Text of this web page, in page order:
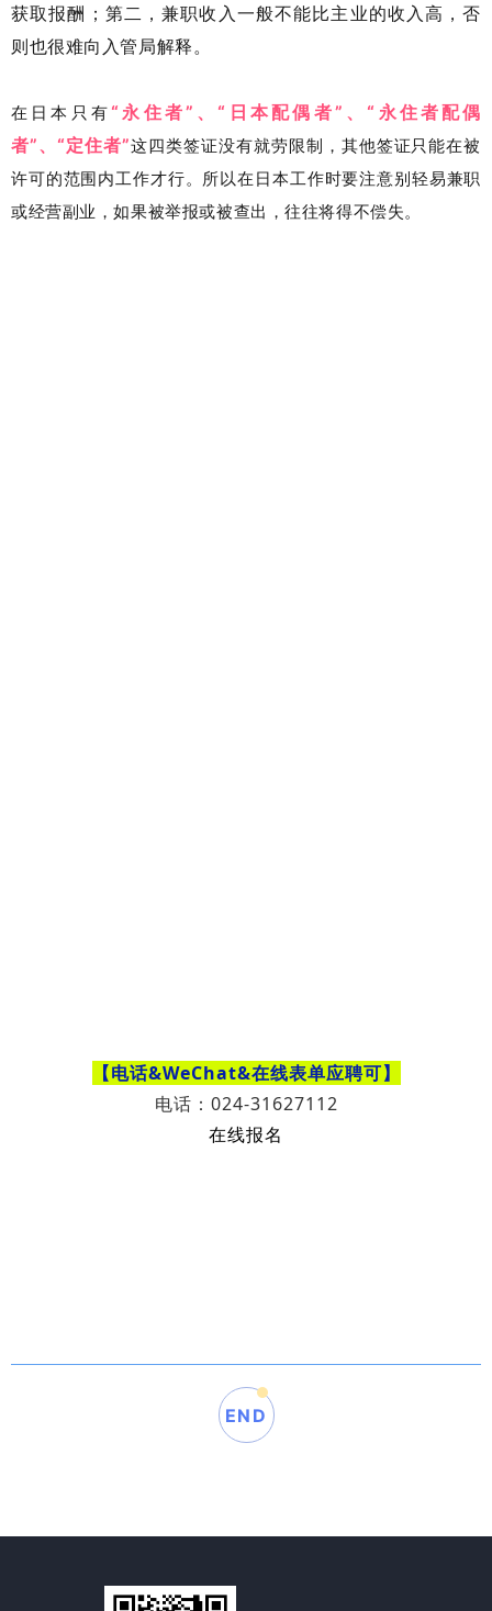
获取报酬；第二，兼职收入一般不能比主业的收入高，否
则也很难向入管局解释。
在日本只有 “永住者”、“日本配偶者”、“永住者配偶
者”、“定住者”这四类签证没有就劳限制，其他签证只能在被
许可的范围内工作才行。所以在日本工作时要注意别轻易兼职
或经营副业，如果被举报或被查出，往往将得不偿失。
【电话&WeChat&在线表单应聘可】
电话：024-31627112
在线报名
END